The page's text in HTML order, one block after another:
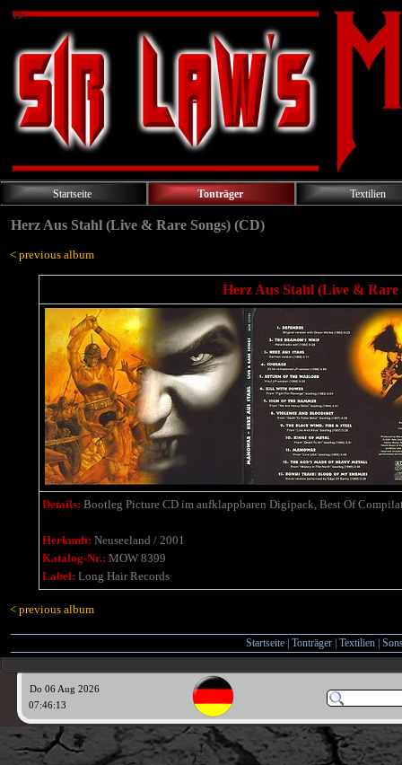
Startseite Tonträger Textilien
Herz Aus Stahl (Live & Rare Songs) (CD)
< previous album
Herz Aus Stahl (Live & Rare
Details: Bootleg Picture CD im aufklappbaren Digipack, Best Of
Herkunft: Neuseeland / 2001
Katalog-Nr.: MOW 8399
Label: Long Hair Records
< previous album
Startseite Tonträger Textilien
Do 06 Aug 2026
07:46:13